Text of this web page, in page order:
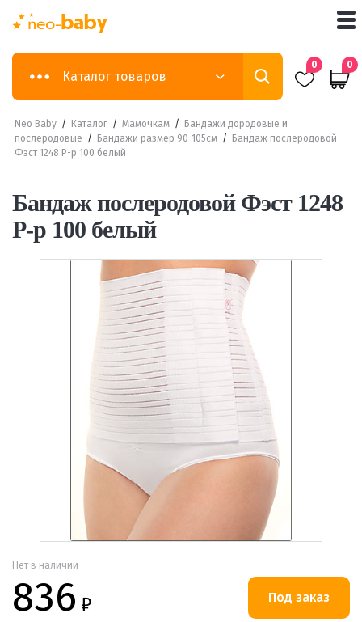
Каталог товаров
0 0
Neo Baby / Каталог / Мамочкам /
Бандажи дородовые и
послеродовые / Бандажи размер 90-105см /
Бандаж послеродовой
Фэст 1248 Р-р 100 белый
Бандаж послеродовой Фэст 1248
Р-р 100 белый
Нет в наличии
836 ₽